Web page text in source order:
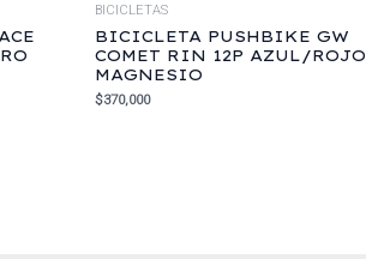
BICICLETAS
BICICLETA PUSHBIKE GW
COMET RIN 12P AZUL/ROJO
MAGNESIO
$370,000